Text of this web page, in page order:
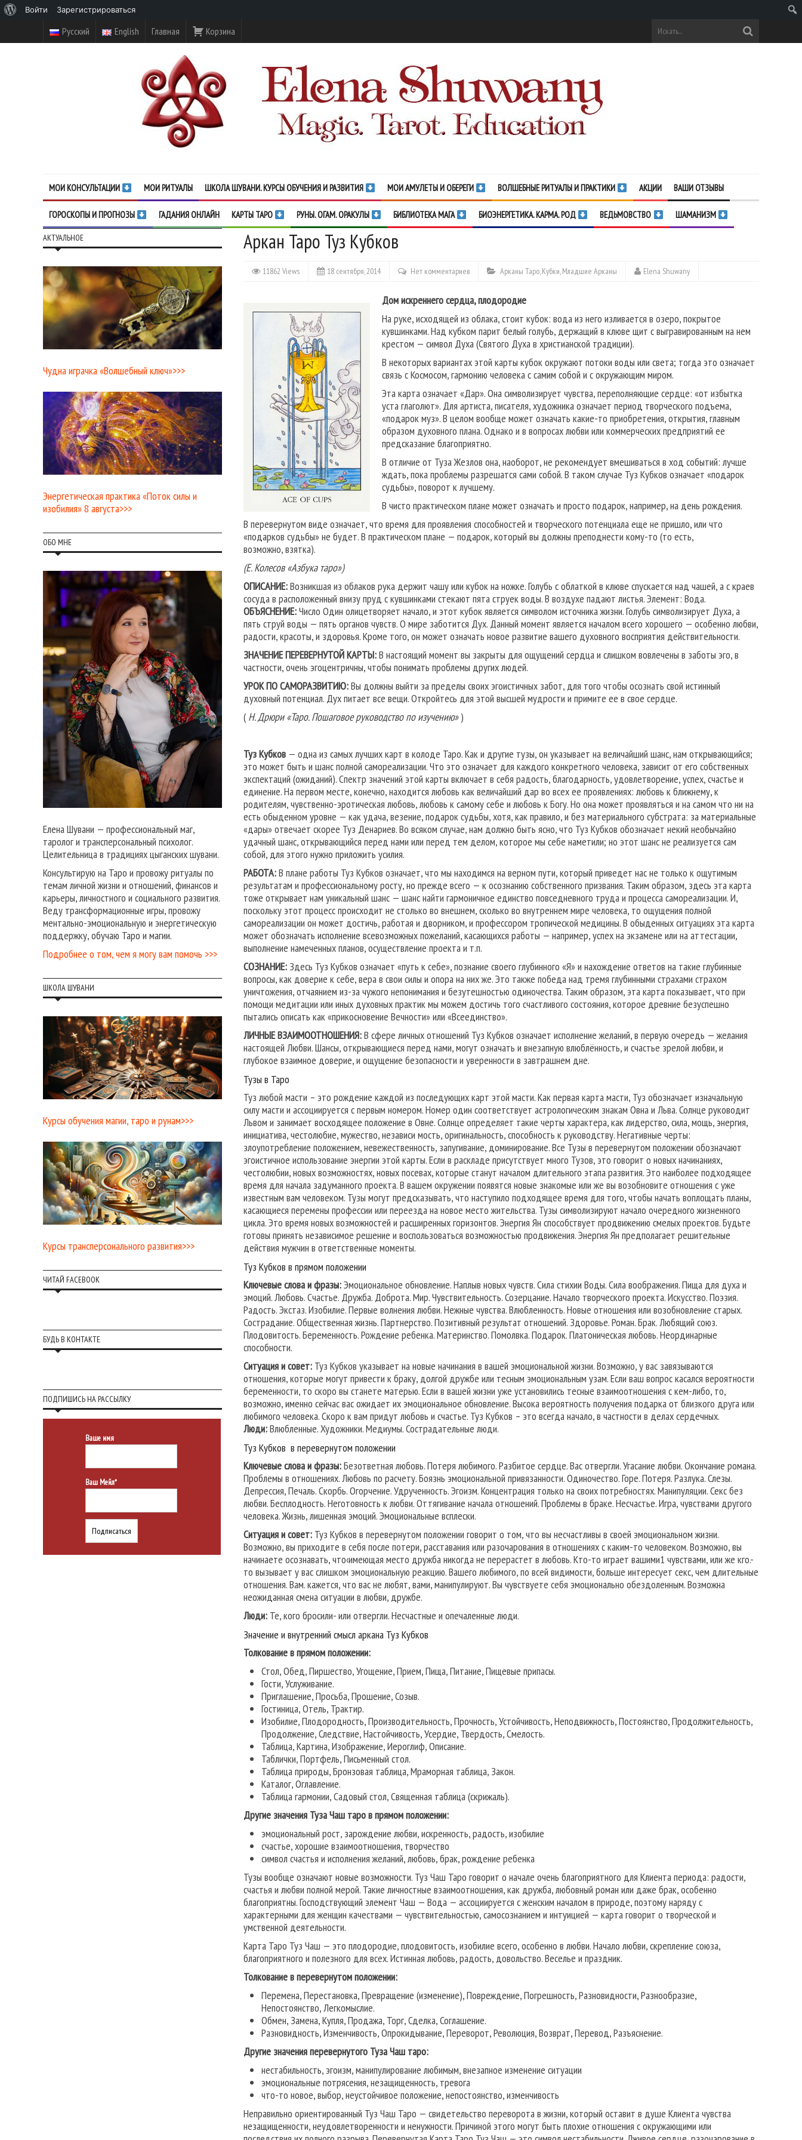
Русский English Главная Корзина
МОИ КОНСУЛЬТАЦИИ МОИ РИТУАЛЫ ШКОЛА ШУВАНИ. КУРСЫ ОБУЧЕНИЯ И РАЗВИТИЯ МОИ АМУЛЕТЫ И ОБЕРЕГИ ВОЛШЕБНЫЕ РИТУАЛЫ И ПРАКТИКИ АКЦИИ ВАШИ ОТЗЫВЫ
ГОРОСКОПЫ И ПРОГНОЗЫ ГАДАНИЯ ОНЛАЙН КАРТЫ ТАРО РУНЫ. ОГАМ. ОРАКУЛЫ БИБЛИОТЕКА МАГА БИОЭНЕРГЕТИКА. КАРМА. РОД ВЕДЬМОВСТВО ШАМАНИЗМ
Аркан Таро Туз Кубков
11862 Views 18 сентября, 2014 Нет комментариев Арканы Таро,Кубки,Младшие Арканы Elena Shuwany
Дом искреннего сердца, плодородие
На руке, исходящей из облака, стоит кубок: вода из него изливается в озеро, покрытое
кувшинками. Над кубком парит белый голубь, держащий в клюве щит с выгравированным на нем
крестом — символ Духа (Святого Духа в христианской традиции).
В некоторых вариантах этой карты кубок окружают потоки воды или света; тогда это означает
связь с Космосом, гармонию человека с самим собой и с окружающим миром.
Эта карта означает «Дар». Она символизирует чувства, переполняющие сердце: «от избытка
уста глаголют». Для артиста, писателя, художника означает период творческого подъема,
«подарок муз». В целом вообще может означать какие-то приобретения, открытия, главным
образом духовного плана. Однако и в вопросах любви или коммерческих предприятий ее
предсказание благоприятно.
В отличие от Туза Жезлов она, наоборот, не рекомендует вмешиваться в ход событий: лучше
ждать, пока проблемы разрешатся сами собой. В таком случае Туз Кубков означает «подарок
судьбы», поворот к лучшему.
В чисто практическом плане может означать и просто подарок, например, на день рождения.
В перевернутом виде означает, что время для проявления способностей и творческого потенциала еще не пришло, или что
«подарков судьбы» не будет. В практическом плане — подарок, который вы должны преподнести кому-то (то есть,
возможно, взятка).
(Е. Колесов «Азбука таро»)
ОПИСАНИЕ:Возникшая из облаков рука держит чашу или ку­бок на ножке. Голубь с облаткой в клюве спускается над чашей, а с краев
сосуда в расположенный внизу пруд с кувшинками стекают пята струек воды. В воздухе падают листья. Элемент: Вода.
ОБЪЯСНЕНИЕ:Число Один олицетворяет начало, и этот ку­бок является символом источника жизни. Голубь символизи­рует Духа, а
пять струй воды — пять органов чувств. О мире за­ботится Дух. Данный момент является началом всего хороше­го — особенно любви,
радости, красоты, и здоровья. Кроме того, он может означать новое развитие вашего духовного восприятия действительности.
ЗНАЧЕНИЕ ПЕРЕВЕРНУТОЙ КАРТЫ:В настоящий момент вы закрыты для ощуще­ний сердца и слишком вовлечены в заботы эго, в
частности, очень эгоцентричны, чтобы понимать проблемы других людей.
УРОК ПО САМОРАЗВИТИЮ:Вы должны выйти за пределы своих эгоистичных за­бот, для того чтобы осознать свой истинный
духовный потенциал. Дух питает все вещи. Откройтесь для этой высшей мудрости и примите ее в свое сердце.
( Н. Дрюри «Таро. Пошаговое руководство по изучению»)
Туз Кубков — одна из самых лучших карт в колоде Таро. Как и другие тузы, он указывает на величайший шанс, нам открывающийся;
это может быть и шанс полной самореализации. Что это означает для каждого конкретного человека, зависит от его собственных
экспектаций (ожиданий). Спектр значений этой карты включает в себя радость, благодарность, удовлетворение, успех, счастье и
единение. На первом месте, конечно, находится любовь как величайший дар во всех ее проявлениях: любовь к ближнему, к
родителям, чувственно-эротическая любовь, любовь к самому себе и любовь к Богу. Но она может проявляться и на самом что ни на
есть обыденном уровне — как удача, везение, подарок судьбы, хотя, как правило, и без материального субстрата: за материальные
«дары» отвечает скорее Туз Денариев. Во всяком случае, нам должно быть ясно, что Туз Кубков обозначает некий необычайно
удачный шанс, открывающийся перед нами или перед тем делом, которое мы себе наметили; но этот шанс не реализуется сам
собой, для этого нужно приложить усилия.
РАБОТА:В плане работы Туз Кубков означает, что мы находимся на верном пути, который приведет нас не только к ощутимым
результатам и профессиональному росту, но прежде всего — к осознанию собственного призвания. Таким образом, здесь эта карта
тоже открывает нам уникальный шанс — шанс найти гармоничное единство повседневного труда и процесса самореализации. И,
поскольку этот процесс происходит не столько во внешнем, сколько во внутреннем мире человека, то ощущения полной
самореализации он может достичь, работая и дворником, и профессором тропической медицины. В обыденных ситуациях эта карта
может обозначать исполнение всевозможных пожеланий, касающихся работы — например, успех на экзамене или на аттестации,
выполнение намеченных планов, осуществление проекта и т.п.
СОЗНАНИЕ: Здесь Туз Кубков означает «путь к себе», познание своего глубинного «Я» и нахождение ответов на такие глубинные
вопросы, как доверие к себе, вера в свои силы и опора на них же. Это также победа над тремя глубинными страхами страхом
уничтожения, отчаянием из-за чужого непонимания и безутешностью одиночества. Таким образом, эта карта показывает, что при
помощи медитации или иных духовных практик мы можем достичь того счастливого состояния, которое древние безуспешно
пытались описать как «прикосновение Вечности» или «Всеединство».
ЛИЧНЫЕ ВЗАИМООТНОШЕНИЯ:В сфере личных отношений Туз Кубков означает исполнение желаний, в первую очередь — желания
настоящей Любви. Шансы, открывающиеся перед нами, могут означать и внезапную влюблённость, и счастье зрелой любви, и
глубокое взаимное доверие, и ощущение безопасности и уверенности в завтрашнем дне.
Тузы в Таро
Туз любой масти – это рождение каждой из последующих карт этой масти. Как первая карта масти, Туз обозначает изначальную
силу масти и ассоциируется с первым номером. Номер один соответствует астрологическим знакам Овна и Льва. Солнце руководит
Львом и занимает восходящее положение в Овне. Солнце определяет такие черты характера, как лидерство, сила, мощь, энергия,
инициатива, честолюбие, мужество, независи мость, оригинальность, способность к руководству. Негативные черты:
злоупотребление положением, невежественность, запугивание, доминирование. Все Тузы в перевернутом положении обозначают
эгоистичное использование энергии этой карты. Если в раскладе присутствует много Тузов, это говорит о новых начинаниях,
честолюбии, новых возможностях, новых посевах, которые станут началом длительного этапа развития. Это наиболее подходящее
время для начала задуманного проекта. В вашем окружении появятся новые знакомые или же вы возобновите отношения с уже
известным вам человеком. Тузы могут предсказывать, что наступило подходящее время для того, чтобы начать воплощать планы,
касающиеся перемены профессии или переезда на новое место жительства. Тузы символизируют начало очередного жизненного
цикла. Это время новых возможностей и расширенных горизонтов. Энергия Ян способствует продвижению смелых проектов. Будьте
готовы принять независимое решение и воспользоваться возможностью продвижения. Энергия Ян предполагает решительные
действия мужчин в ответственные моменты.
Туз Кубков в прямом положении
Ключевые слова и фразы:Эмоциональное обновление. Наплыв новых чувств. Сила стихии Воды. Сила воображения. Пища для духа и
эмоций. Любовь. Счастье. Дружба. Доброта. Мир. Чувствительность. Созерцание. Начало творческого проекта. Искусство. Поэзия.
Радость. Экстаз. Изобилие. Первые волнения любви. Нежные чувства. Влюбленность. Новые отношения или возобновление старых.
Сострадание. Общественная жизнь. Партнерство. Позитивный результат отношений. Здоровье. Роман. Брак. Любящий союз.
Плодовитость. Беременность. Рождение ребенка. Материнство. Помолвка. Подарок. Платоническая любовь. Неординарные
способности.
Ситуация и совет: Туз Кубков указывает на новые начинания в вашей эмоциональной жизни. Возможно, у вас завязываются
отношения, которые могут привести к браку, долгой дружбе или тесным эмоциональным узам. Если ваш вопрос касался вероятности
беременности, то скоро вы станете матерью. Если в вашей жизни уже установились тесные взаимоотношения с кем-либо, то,
возможно, именно сейчас вас ожидает их эмоциональное обновление. Высока вероятность получения подарка от близкого друга или
любимого человека. Скоро к вам придут любовь и счастье. Туз Кубков – это всегда начало, в частности в делах сердечных.
Люди:Влюбленные. Художники. Медиумы. Сострадательные люди.
Туз Кубков в перевернутом положении
Ключевые слова и фразы:Безответная любовь. Потеря любимого. Разбитое сердце. Вас отвергли. Угасание любви. Окончание романа.
Проблемы в отношениях. Любовь по расчету. Боязнь эмоциональной привязанности. Одиночество. Горе. Потеря. Разлука. Слезы.
Депрессия, Печаль. Скорбь. Огорчение. Удрученность. Эгоизм. Концентрация только на своих потребностях. Манипуляции. Секс без
любви. Бесплодность. Неготовность к любви. Оттягивание начала отношений. Проблемы в браке. Несчастье. Игра, чувствами другого
человека. Жизнь, лишенная эмоций. Эмоциональные всплески.
Ситуация и совет: Туз Кубков в перевернутом положении говорит о том, что вы несчастливы в своей эмоциональном жизни.
Возможно, вы приходите в себя после потери, расставания или разочарования в отношениях с каким-то человеком. Возможно, вы
начинаете осознавать, что‹имеющая место дружба никогда не перерастет в любовь. Кто-то играет вашими1 чувствами, или же кго.-
то вызывает у вас слишком эмоциональную реакцию. Вашего любимого, по всей видимости, больше интересует секс, чем длительные
отношения. Вам. кажется, что вас не любят, вами, манипулируют. Вы чувствуете себя эмоционально обездоленным. Возможна
неожиданная смена ситуации в любви, дружбе.
Люди: Те, кого бросили- или отвергли. Несчастные и опечаленные люди.
Значение и внутренний смысл аркана Туз Кубков
Толкование в прямом положении:
Стол, Обед, Пиршество, Угощение, Прием, Пища, Питание, Пищевые припасы.
Гости, Услуживание.
Приглашение, Просьба, Прошение, Созыв.
Гостиница, Отель, Трактир.
Изобилие, Плодородность, Производительность, Прочность, Устойчивость, Неподвижность, Постоянство, Продолжительность,
Продолжение, Следствие, Настойчивость, Усердие, Твердость, Смелость.
Таблица, Картина, Изображение, Иероглиф, Описание.
Таблички, Портфель, Письменный стол.
Таблица природы, Бронзовая таблица, Мраморная таблица, Закон.
Каталог, Оглавление.
Таблица гармонии, Садовый стол, Священная таблица (скрижаль).
Другие значения Туза Чаш таро в прямом положении:
эмоциональный рост, зарождение любви, искренность, радость, изобилие
счастье, хорошие взаимоотношения, творчество
символ счастья и исполнения желаний, любовь, брак, рождение ребенка
Тузы вообще означают новые возможности. Туз Чаш Таро говорит о начале очень благоприятного для Клиента периода: радости,
счастья и любви полной мерой. Такие личностные взаимоотношения, как дружба, любовный роман или даже брак, особенно
благоприятны. Господствующий элемент Чаш — Вода — ассоциируется с женским началом в природе, поэтому наряду с
характерными для женщин качествами — чувствительностью, самосознанием и интуицией — карта говорит о творческой и
умственной деятельности.
Карта Таро Туз Чаш — это плодородие, плодовитость, изобилие всего, особенно в любви. Начало любви, скрепление союза,
благоприятного и полезного для всех. Истинная любовь, радость, довольство. Веселье и праздник.
Толкование в перевернутом положении:
Перемена, Перестановка, Превращение (изменение), Повреждение, Погрешность, Разновидности, Разнообразие,
Непостоянство, Легкомыслие.
Обмен, Замена, Купля, Продажа, Торг, Сделка, Соглашение.
Разновидность, Изменчивость, Опрокидывание, Переворот, Революция, Возврат, Перевод, Разъяснение.
Другие значения перевернутого Туза Чаш таро:
нестабильность, эгоизм, манипулирование любимым, внезапное изменение ситуации
эмоциональные потрясения, незащищенность, тревога
что-то новое, выбор, неустойчивое положение, непостоянство, изменчивость
Неправильно ориентированный Туз Чаш Таро — свидетельство переворота в жизни, который оставит в душе Клиента чувства
незащищенности, неудовлетворенности и ненужности. Причиной этого могут быть плохие отношения с окружающими или
АКТУАЛЬНОЕ
Чудна играчка «Волшебный ключ»>>>
Энергетическая практика «Поток силы и
изобилия» 8 августа>>>
ОБО МНЕ
Елена Шувани — профессиональный маг,
таролог и трансперсональный психолог.
Целительница в традициях цыганских шувани.
Консультирую на Таро и провожу ритуалы по
темам личной жизни и отношений, финансов и
карьеры, личностного и социального развития.
Веду трансформационные игры, провожу
ментально-эмоциональную и энергетическую
поддержку, обучаю Таро и магии.
Подробнее о том, чем я могу вам помочь >>>
ШКОЛА ШУВАНИ
Курсы обучения магии, таро и рунам>>>
Курсы трансперсонального развития>>>
ЧИТАЙ FACEBOOK
БУДЬ В КОНТАКТЕ
ПОДПИШИСЬ НА РАССЫЛКУ
Ваше имя
Ваш Мейл*
WordPress
Войти Зарегистрироваться